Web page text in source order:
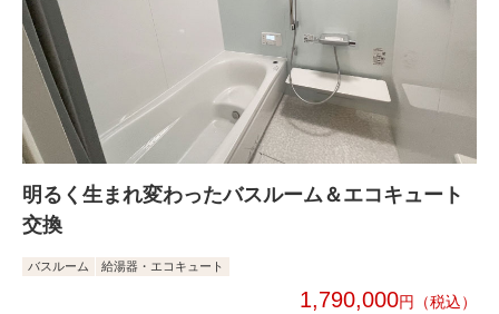
明るく生まれ変わったバスルーム＆エコキュート
交換
バスルーム 給湯器・エコキュート
1,790,000円